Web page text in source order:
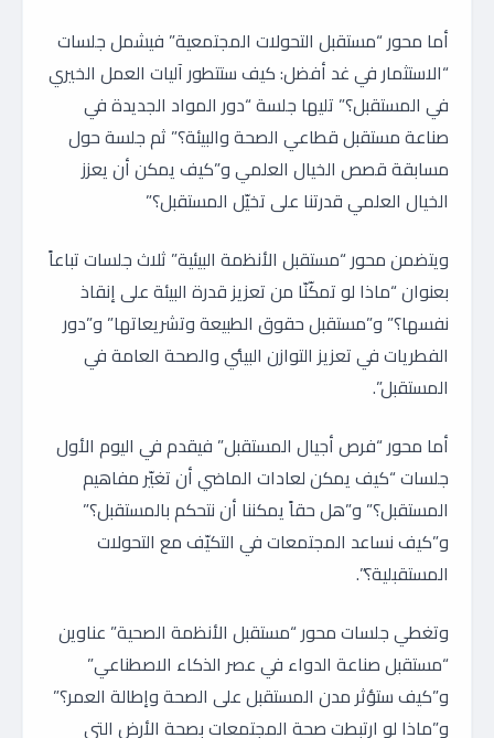
أما محور “مستقبل التحولات المجتمعية” فيشمل جلسات
“الاستثمار في غد أفضل: كيف ستتطور آليات العمل الخيري
في المستقبل؟” تليها جلسة “دور المواد الجديدة في
صناعة مستقبل قطاعي الصحة والبيئة؟” ثم جلسة حول
مسابقة قصص الخيال العلمي و”كيف يمكن أن يعزز
الخيال العلمي قدرتنا على تخيّل المستقبل؟”
ويتضمن محور “مستقبل الأنظمة البيئية” ثلاث جلسات تباعاً
بعنوان “ماذا لو تمكّنّا من تعزيز قدرة البيئة على إنقاذ
نفسها؟” و”مستقبل حقوق الطبيعة وتشريعاتها” و”دور
الفطريات في تعزيز التوازن البيئي والصحة العامة في
المستقبل”.
أما محور “فرص أجيال المستقبل” فيقدم في اليوم الأول
جلسات “كيف يمكن لعادات الماضي أن تغيّر مفاهيم
المستقبل؟” و”هل حقاً يمكننا أن نتحكم بالمستقبل؟”
و”كيف نساعد المجتمعات في التكيّف مع التحولات
المستقبلية؟”.
وتغطي جلسات محور “مستقبل الأنظمة الصحية” عناوين
“مستقبل صناعة الدواء في عصر الذكاء الاصطناعي”
و”كيف ستؤثر مدن المستقبل على الصحة وإطالة العمر؟”
و”ماذا لو ارتبطت صحة المجتمعات بصحة الأرض التي